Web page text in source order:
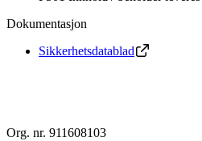
Dokumentasjon
Sikkerhetsdatablad
Org. nr. 911608103